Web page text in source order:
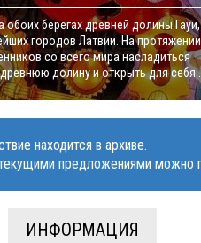
берегах древней долины Гауи,
городов Латвии. На протяжении
со всего мира насладиться
долину и открыть для
находится в архиве.
предложениями можно
ИНФОРМАЦИЯ